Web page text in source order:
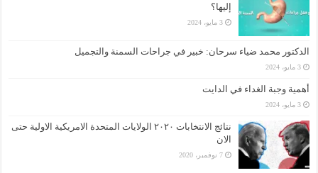
إليها؟
3 مايو، 2024
الدكتور محمد ضياء سرحان: خبير في جراحات السمنة والتجميل
3 مايو، 2024
أهمية وجبة الغداء في الدايت
3 مايو، 2024
نتائج الانتخابات ٢٠٢٠ الولايات المتحدة الامريكية الاولية حتى
الان
7 نوفمبر، 2020